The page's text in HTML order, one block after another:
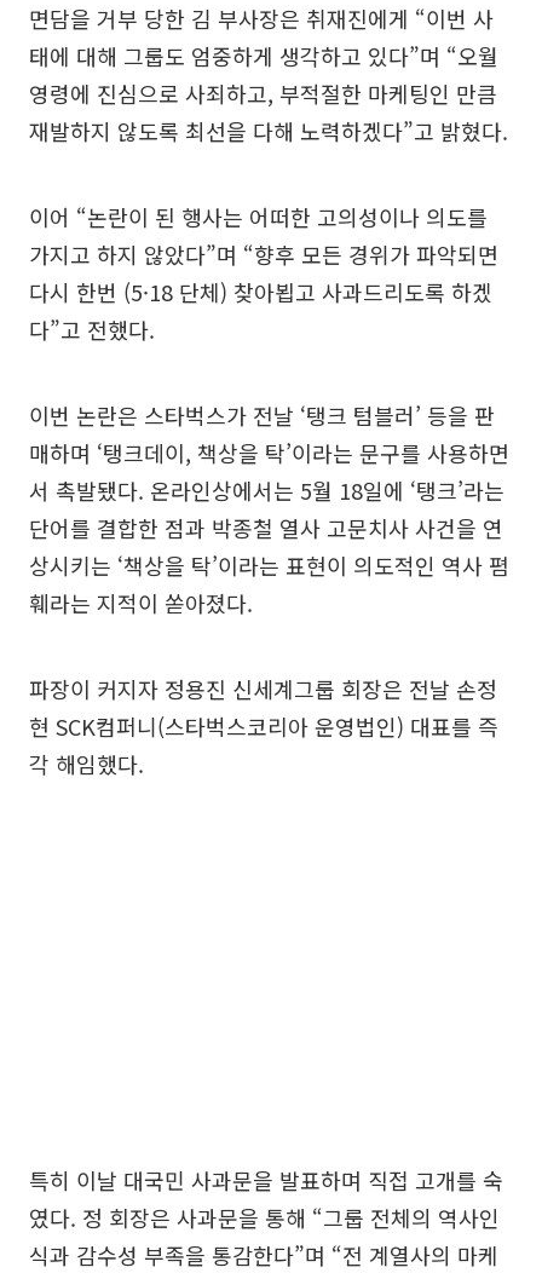
면담을 거부 당한 김 부사장은 취재진에게 “이번 사
태에 대해 그룹도 엄중하게 생각하고 있다”며 “오월
영령에 진심으로 사죄하고, 부적절한 마케팅인 만큼
재발하지 않도록 최선을 다해 노력하겠다”고 밝혔다.
이어 “논란이 된 행사는 어떠한 고의성이나 의도를
가지고 하지 않았다”며 “향후 모든 경위가 파악되면
다시 한번 (5·18 단체) 찾아뵙고 사과드리도록 하겠
다”고 전했다.
이번 논란은 스타벅스가 전날 ‘탱크 텀블러’ 등을 판
매하며 ‘탱크데이, 책상을 탁’이라는 문구를 사용하면
서 촉발됐다. 온라인상에서는 5월 18일에 ‘탱크’라는
단어를 결합한 점과 박종철 열사 고문치사 사건을 연
상시키는 ‘책상을 탁’이라는 표현이 의도적인 역사 폄
훼라는 지적이 쏟아졌다.
파장이 커지자 정용진 신세계그룹 회장은 전날 손정
현 SCK컴퍼니(스타벅스코리아 운영법인) 대표를 즉
각 해임했다.
특히 이날 대국민 사과문을 발표하며 직접 고개를 숙
였다. 정 회장은 사과문을 통해 “그룹 전체의 역사인
식과 감수성 부족을 통감한다”며 “전 계열사의 마케